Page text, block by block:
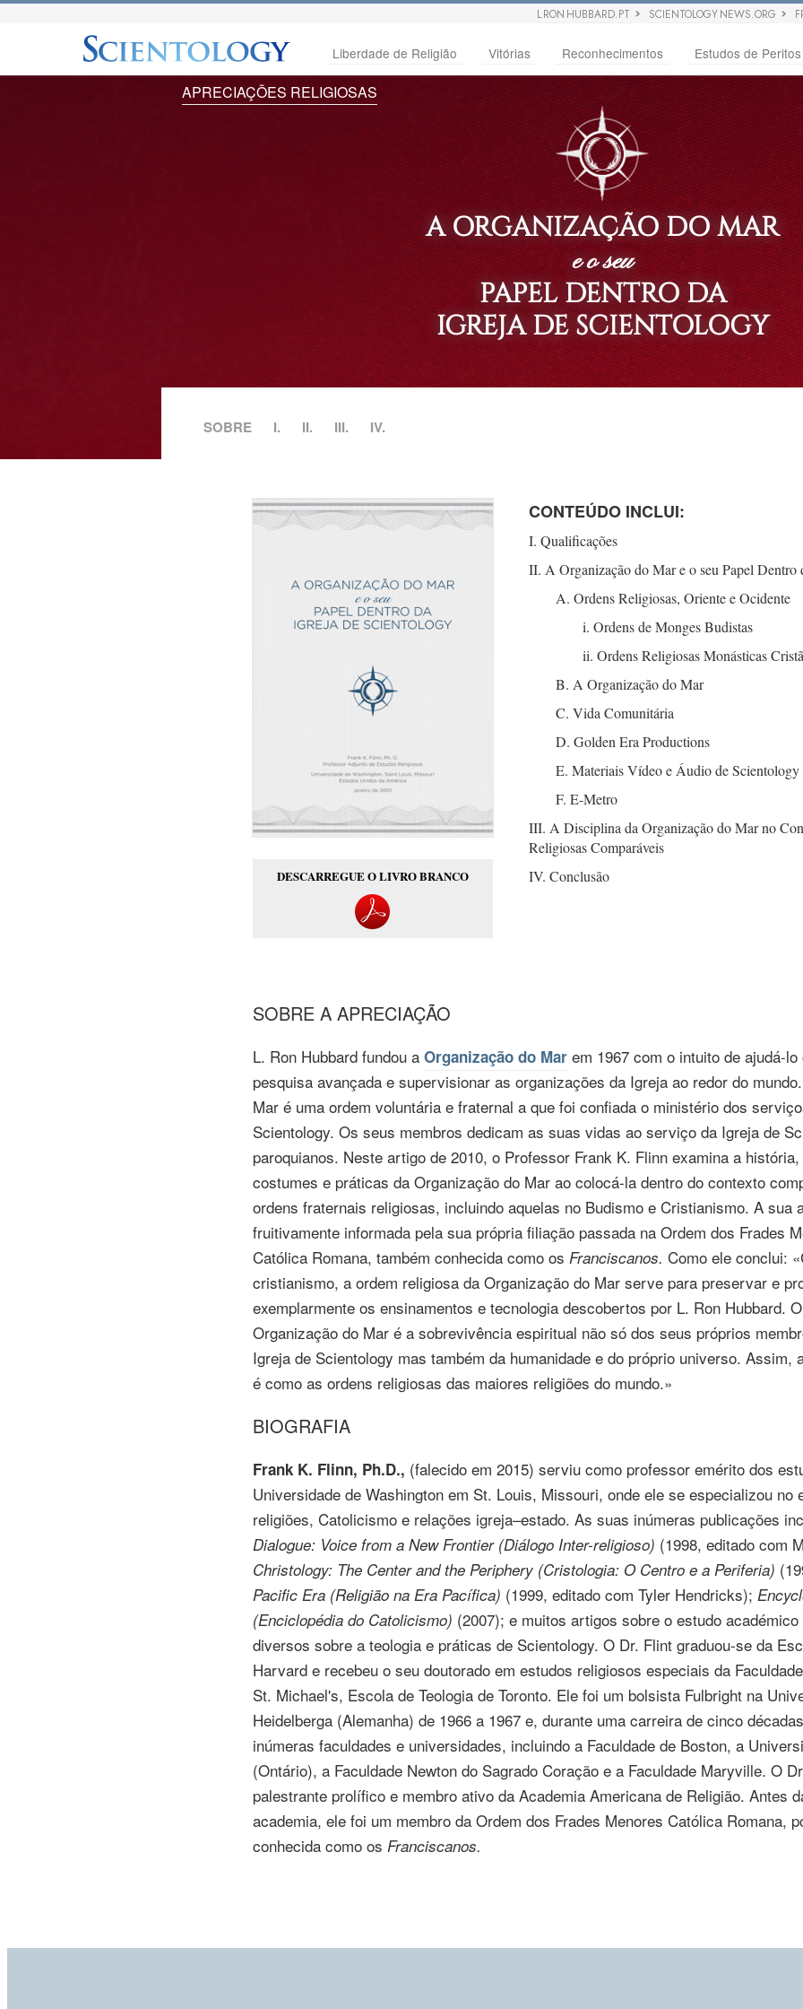
L RON HUBBARD.PT SCIENTOLOGY NEWS.ORG
Liberdade de Religião Vitórias Reconhecimentos Estudos de Peritos
APRECIAÇÕES RELIGIOSAS
A ORGANIZAÇÃO DO MAR
e o seu
PAPEL DENTRO DA
IGREJA DE SCIENTOLOGY
SOBRE I. II. III. IV.
DESCARREGUE O LIVRO BRANCO
CONTEÚDO INCLUI:
I. Qualificações
II. A Organização do Mar e o seu Papel Dentro
A. Ordens Religiosas, Oriente e Ocidente
i. Ordens de Monges Budistas
ii. Ordens Religiosas Monásticas
B. A Organização do Mar
C. Vida Comunitária
D. Golden Era Productions
E. Materiais Vídeo e Áudio de Scientology
F. E-Metro
III. A Disciplina da Organização do Mar no
Religiosas Comparáveis
IV. Conclusão
SOBRE A APRECIAÇÃO
L. Ron Hubbard fundou aOrganização do Mar em 1967 com o intuito deajudá-lo
pesquisa avançada e supervisionar as organizações da Igreja ao redor do
Mar é uma ordem voluntária e fraternal a que foi confiada o ministério dos
Scientology. Os seus membros dedicam as suas vidas ao serviço da Igreja de
paroquianos. Neste artigode 2010, o Professor Frank K. Flinn examina a
costumes e práticas da Organização do Mar aocolocá-la dentro do contexto
ordens fraternais religiosas, incluindo aquelas no Budismo e Cristianismo. A sua
fruitivamente informada pela sua própria filiação passada na Ordem dos Frades
Católica Romana, também conhecida como osFranciscanos. Como ele conclui:
cristianismo, a ordem religiosa da Organização do Mar serve para preservar e
exemplarmente os ensinamentos e tecnologia descobertos por L. Ron Hubbard.
Organização do Mar é a sobrevivência espiritual não só dos seus próprios
Igreja de Scientology mas também da humanidade e do próprio universo. Assim,
é como as ordens religiosas das maiores religiões do mundo.»
BIOGRAFIA
Frank K. Flinn, Ph.D., (falecido em 2015) serviu como professor emérito dos
Universidade de Washington em St. Louis, Missouri, onde ele se especializou no
religiões, Catolicismo e relações igreja–estado. As suas inúmeras publicações
Dialogue: Voice from a New Frontier (Diálogo Inter-religioso) (1998, editado com
Christology: The Center and the Periphery (Cristologia: O Centro e a Periferia)
Pacific Era (Religião na Era Pacífica) (1999, editado com Tyler Hendricks);
(Enciclopédia do Catolicismo) (2007); e muitos artigos sobre o estudo
diversos sobre a teologia e práticas de Scientology. O Dr. Flint graduou-se da
Harvard e recebeu o seu doutorado em estudos religiosos especiais da
St. Michael's, Escola de Teologia de Toronto. Ele foi um bolsista Fulbright na
Heidelberga (Alemanha)de 1966 a 1967 e, durante uma carreira de cinco
inúmeras faculdades e universidades, incluindo a Faculdade de Boston, a
(Ontário), a Faculdade Newton do Sagrado Coração e a Faculdade Maryville. O
palestrante prolífico e membro ativo da Academia Americana de Religião. Antes
academia, ele foi um membro da Ordem dos Frades Menores Católica Romana,
conhecida como osFranciscanos.